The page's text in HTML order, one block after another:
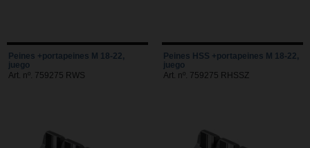
Peines +portapeines M 18-22,
juego
Art. nº. 759275 RWS
Peines HSS +portapeines M 18-22,
juego
Art. nº. 759275 RHSSZ